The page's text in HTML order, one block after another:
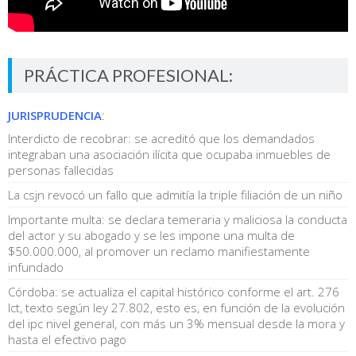
PRÁCTICA PROFESIONAL:
JURISPRUDENCIA:
Interdicto de recobrar: se acreditó que los demandados
integraban una asociación ilícita que ocupaba inmuebles de
personas fallecidas
La csjn revocó un fallo que admitía la triple filiación de un niño
Importante multa: se declara temeraria y maliciosa la conducta
del actor y su abogado y se les impone una multa de
$50.000.000, al promover un reclamo manifiestamente
infundado
Córdoba: se actualiza el capital histórico conforme el art. 276
lct, texto según ley 27.802, esto es, en función de la evolución
del ipc nivel general, con más un 3% mensual desde la mora y
hasta el efectivo pago